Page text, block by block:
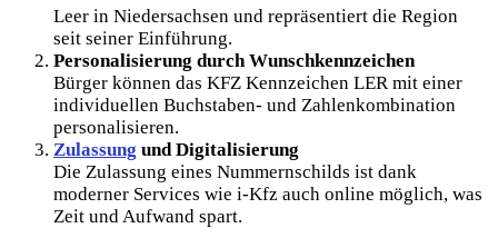
Leer in Niedersachsen und repräsentiert die Region
seit seiner Einführung.
Personalisierung durch Wunschkennzeichen
Bürger können das KFZ Kennzeichen LER mit einer
individuellen Buchstaben- und Zahlenkombination
personalisieren.
Zulassung und Digitalisierung
Die Zulassung eines Nummernschilds ist dank
moderner Services wie i-Kfz auch online möglich, was
Zeit und Aufwand spart.